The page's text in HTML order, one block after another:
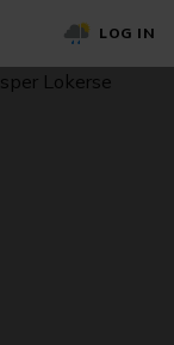
LOG IN